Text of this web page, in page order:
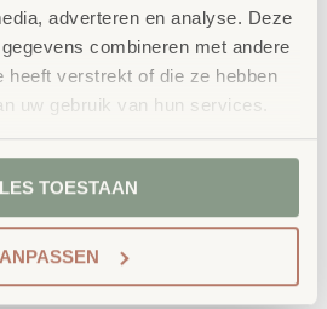
adverteren en analyse. Deze
combineren met andere
heeft verstrekt of die ze hebben
uw gebruik van hun services.
TOESTAAN
wij werken met circulaire
onzeOneWood-lijnvan
Scandinavisch hout.
van het
EU-Ecolabel.